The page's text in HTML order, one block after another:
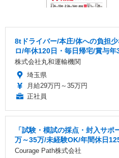
8tドライバー/本庄/体への負担
ロ/年休120日・毎日帰宅/賞与
株式会社丸和運輸機関
埼玉県
月給29万円～35万円
正社員
「試験・模試の採点・封入サ
万～35万/未経験OK/年間休日
Courage Path株式会社